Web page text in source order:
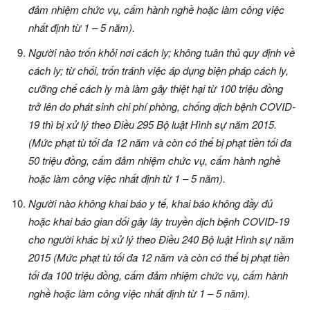
đảm nhiệm chức vụ, cấm hành nghề hoặc làm công việc
nhất định từ 1 – 5 năm).
Người nào trốn khỏi nơi cách ly; không tuân thủ quy định về
cách ly; từ chối, trốn tránh việc áp dụng biện pháp cách ly,
cưỡng chế cách ly mà làm gây thiệt hại từ 100 triệu đồng
trở lên do phát sinh chi phí phòng, chống dịch bệnh COVID-
19 thì bị xử lý theo Điều 295 Bộ luật Hình sự năm 2015.
(Mức phạt tù tối đa 12 năm và còn có thể bị phạt tiền tối đa
50 triệu đồng, cấm đảm nhiệm chức vụ, cấm hành nghề
hoặc làm công việc nhất định từ 1 – 5 năm).
Người nào không khai báo y tế, khai báo không đầy đủ
hoặc khai báo gian dối gây lây truyền dịch bệnh COVID-19
cho người khác bị xử lý theo Điều 240 Bộ luật Hình sự năm
2015 (Mức phạt tù tối đa 12 năm và còn có thể bị phạt tiền
tối đa 100 triệu đồng, cấm đảm nhiệm chức vụ, cấm hành
nghề hoặc làm công việc nhất định từ 1 – 5 năm).